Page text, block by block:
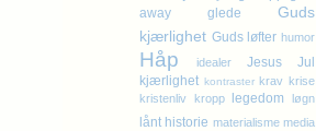
away
glede
Guds
kjærlighet Guds løfter humor
Håp idealer Jesus
Jul
kjærlighet kontraster krav krise
kristenliv kropp legedom løgn
lånt historie materialisme media